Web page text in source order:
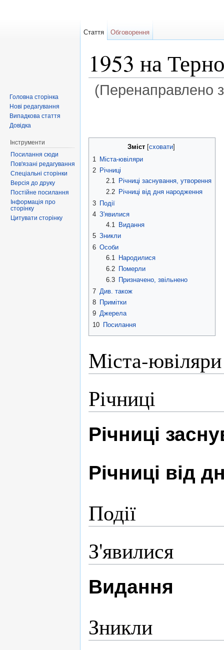
1953 на
(Перенаправлено
Зміст[сховати]
1
Міста-ювіляри
2 Річниці
2.1
Річниці заснування, утворення
2.2
Річниці від дня народження
3 Події
4 З'явилися
4.1
Видання
5 Зникли
6 Особи
6.1
Народилися
6.2
Померли
6.3
Призначено, звільнено
7 Див. також
8 Примітки
9 Джерела
10 Посилання
Міста-ювіляри
Річниці
Річниці
Річниці від
Події
З'явилися
Видання
Зникли
Стаття Обговорення
Головна сторінка
Нові редагування
Випадкова стаття
Довідка
Інструменти
Посилання сюди
Пов'язані редагування
Спеціальні сторінки
Версія до друку
Постійне посилання
Інформація про
сторінку
Цитувати сторінку